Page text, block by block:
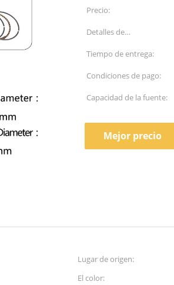
mínima:
Precio:
Detalles de
empaquetado:
Tiempo de entrega:
Condiciones de pago:
Capacidad de la fuente:
Mejor precio
Lugar de origen:
El color: